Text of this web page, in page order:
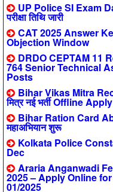
UP Police SI Exam
परीक्षा तिथि जारी
CAT 2025 Answer
Objection Window
DRDO CEPTAM 11
764 Senior Technical
Posts
Bihar Vikas Mitra
मित्र नई भर्ती Offline
Bihar Ration Card
महाअभियान शुरू
Kolkata Police
Dec
Araria Anganwadi
2025 – Apply Online
01/2025